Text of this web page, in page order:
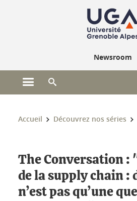
Newsroom
Ouvrir le menu principal
Vous êtes ici :
Accueil Découvrez nos séries
The Conversation :
de la supply chain :
n’est pas qu’une